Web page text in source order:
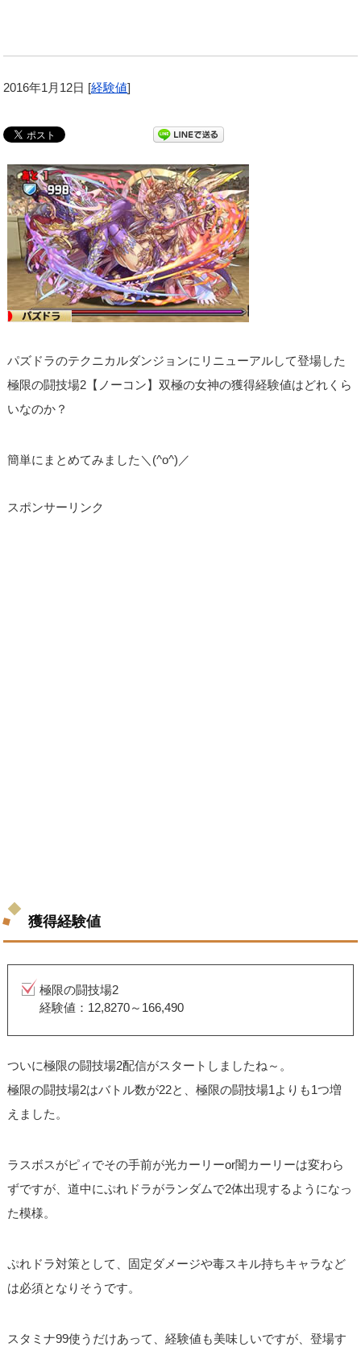
2016年1月12日 [経験値]
パズドラのテクニカルダンジョンにリニューアルして登場した
極限の闘技場2【ノーコン】双極の女神の獲得経験値はどれくら
いなのか？
簡単にまとめてみました＼(^o^)／
スポンサーリンク
獲得経験値
極限の闘技場2
経験値：12,8270～166,490
ついに極限の闘技場2配信がスタートしましたね～。
極限の闘技場2はバトル数が22と、極限の闘技場1よりも1つ増
えました。
ラスボスがピィでその手前が光カーリーor闇カーリーは変わら
ずですが、道中にぷれドラがランダムで2体出現するようになっ
た模様。
ぷれドラ対策として、固定ダメージや毒スキル持ちキャラなど
は必須となりそうです。
スタミナ99使うだけあって、経験値も美味しいですが、登場す